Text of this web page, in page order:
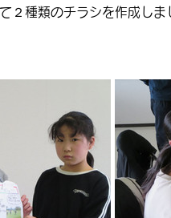
２種類のチラシを作成しま